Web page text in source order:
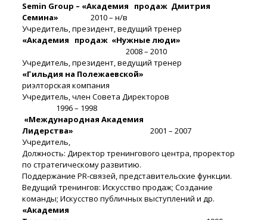
Semin Group – «Академия продаж Дмитрия
Семина» 2010 – н/в
Учредитель, президент, ведущий тренер
«Академия продаж «Нужные люди»
2008 – 2010
Учредитель, президент, ведущий тренер
«Гильдия на Полежаевской»
риэлторская компания
Учредитель, член Совета Директоров
1996 – 1998
«Международная Академия
Лидерства» 2001 – 2007
Учредитель,
Должность: Директор тренингового центра, проректор
по стратегическому развитию.
Поддержание PR-связей, представительские функции.
Ведущий тренингов: Искусство продаж; Создание
команды; Искусство публичных выступлений и др.
«Академия